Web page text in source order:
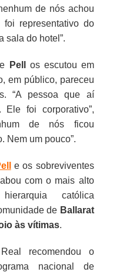
de nós achou
representativo do
sala do hotel”.
Pell
os escutou em
em público, pareceu
“A pessoa que aí
Ele foi corporativo”,
de nós ficou
Nem um pouco”.
e os sobreviventes
com o mais alto
católica
de Ballarat
às vítimas.
recomendou o
nacional de